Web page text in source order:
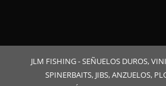
JLM FISHING - SEÑUELOS DUROS,
SPINERBAITS, JIBS, ANZUELOS,